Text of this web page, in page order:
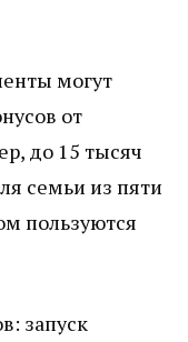
могут
от
до 15 тысяч
семьи из пяти
пользуются
запуск